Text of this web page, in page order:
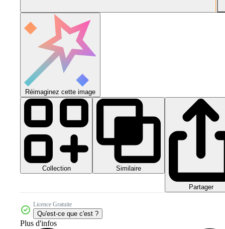
Réimaginez cette image
Collection Similaire
Partager
Licence Gratuite
Qu'est-ce que c'est ?
Plus d'infos